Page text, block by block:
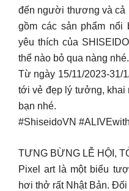
đến người thương và cả
gồm các sản phẩm nổi
yêu thích của
thể nào bỏ qua nàng nhé.
Từ ngày 15/11/2023-31/
tới vẻ đẹp lý tưởng, khai
bạn nhé.
#ShiseidoVN
TƯNG BỪNG LỄ HỘI,
Pixel art là một biểu
hơi thở rất Nhật Bản.